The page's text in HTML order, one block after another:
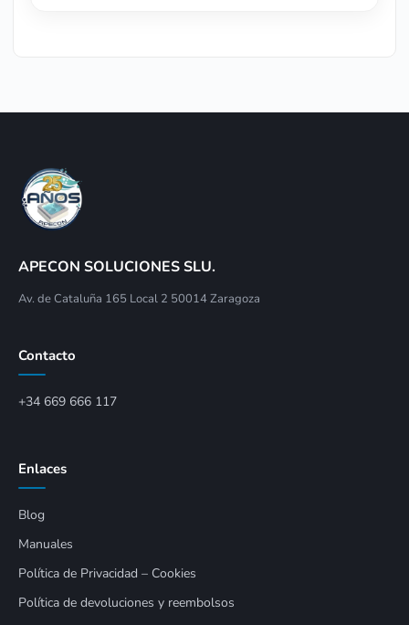
APECON SOLUCIONES SLU.
Av. de Cataluña 165 Local 2 50014 Zaragoza
Contacto
+34 669 666 117
Enlaces
Blog
Manuales
Política de Privacidad – Cookies
Política de devoluciones y reembolsos